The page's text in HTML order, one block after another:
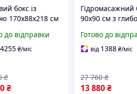
бокс із
170х88х218 см
до відправки
4255₴/міс
₴
₴
Гідромасажний
90x90 см з
кабіна гідробокс
Готово до
від 1388₴/міс
13 880₴
27 760 ₴